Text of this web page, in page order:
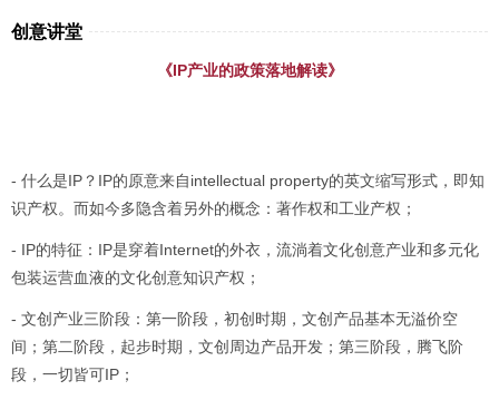
创意讲堂
《IP产业的政策落地解读》
- 什么是IP？IP的原意来自intellectual property的英文缩写形式，即知
识产权。而如今多隐含着另外的概念：著作权和工业产权；
- IP的特征：IP是穿着Internet的外衣，流淌着文化创意产业和多元化
包装运营血液的文化创意知识产权；
- 文创产业三阶段：第一阶段，初创时期，文创产品基本无溢价空
间；第二阶段，起步时期，文创周边产品开发；第三阶段，腾飞阶
段，一切皆可IP；